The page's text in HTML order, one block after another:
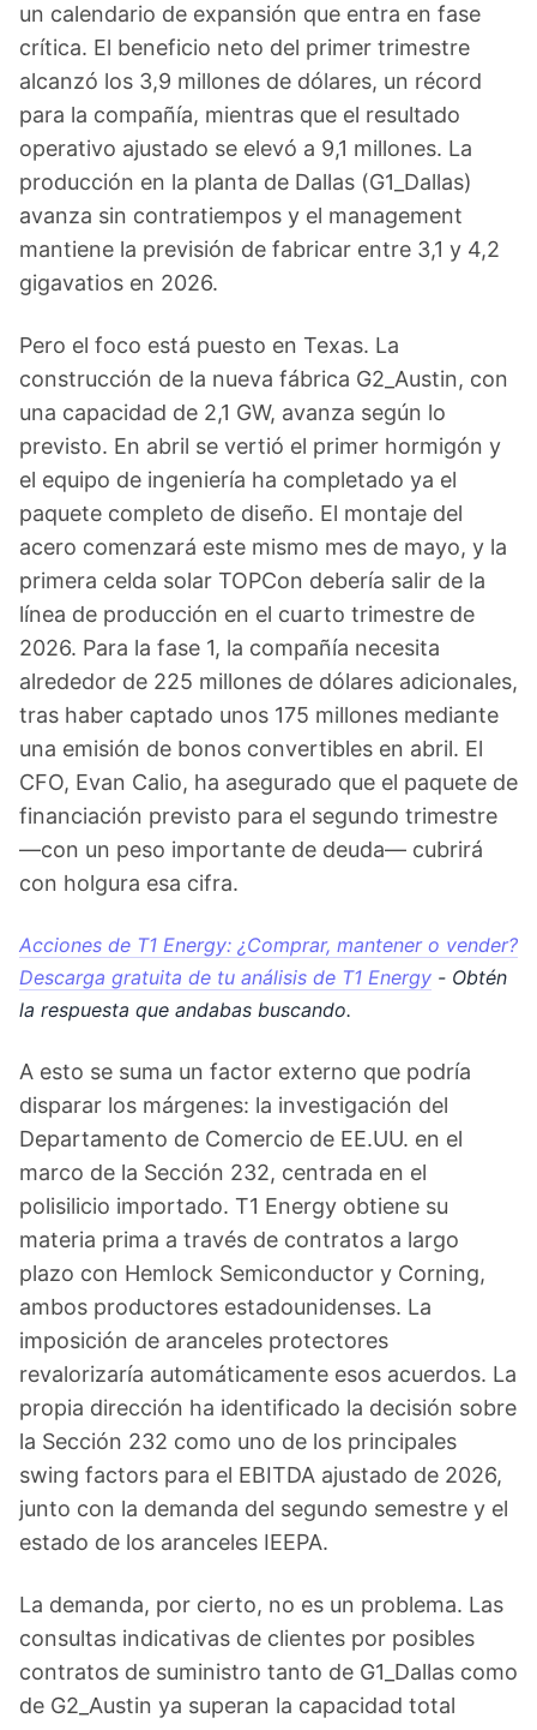
un calendario de expansión que entra en fase
crítica. El beneficio neto del primer trimestre
alcanzó los 3,9 millones de dólares, un récord
para la compañía, mientras que el resultado
operativo ajustado se elevó a 9,1 millones. La
producción en la planta de Dallas (G1_Dallas)
avanza sin contratiempos y el management
mantiene la previsión de fabricar entre 3,1 y 4,2
gigavatios en 2026.
Pero el foco está puesto en Texas. La
construcción de la nueva fábrica G2_Austin, con
una capacidad de 2,1 GW, avanza según lo
previsto. En abril se vertió el primer hormigón y
el equipo de ingeniería ha completado ya el
paquete completo de diseño. El montaje del
acero comenzará este mismo mes de mayo, y la
primera celda solar TOPCon debería salir de la
línea de producción en el cuarto trimestre de
2026. Para la fase 1, la compañía necesita
alrededor de 225 millones de dólares adicionales,
tras haber captado unos 175 millones mediante
una emisión de bonos convertibles en abril. El
CFO, Evan Calio, ha asegurado que el paquete de
financiación previsto para el segundo trimestre
—con un peso importante de deuda— cubrirá
con holgura esa cifra.
Acciones de T1 Energy: ¿Comprar, mantener o vender?
Descarga gratuita de tu análisis de T1 Energy - Obtén
la respuesta que andabas buscando.
A esto se suma un factor externo que podría
disparar los márgenes: la investigación del
Departamento de Comercio de EE.UU. en el
marco de la Sección 232, centrada en el
polisilicio importado. T1 Energy obtiene su
materia prima a través de contratos a largo
plazo con Hemlock Semiconductor y Corning,
ambos productores estadounidenses. La
imposición de aranceles protectores
revalorizaría automáticamente esos acuerdos. La
propia dirección ha identificado la decisión sobre
la Sección 232 como uno de los principales
swing factors para el EBITDA ajustado de 2026,
junto con la demanda del segundo semestre y el
estado de los aranceles IEEPA.
La demanda, por cierto, no es un problema. Las
consultas indicativas de clientes por posibles
contratos de suministro tanto de G1_Dallas como
de G2_Austin ya superan la capacidad total